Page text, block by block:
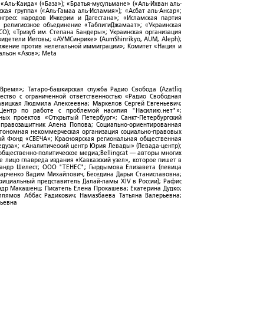
Каида» («База»); «Братья-мусульмане» («Аль-Ихван аль-
группа» («Аль-Гамаа аль-Исламия»); «Асбат аль-Ансар»;
народов Ичкерии и Дагестана»; «Исламская партия
объединение «ТаблигиДжамаат»; «Украинская
«Тризуб им. Степана Бандеры»; Украинская организация
Иеговы; «АУМСинрике» (AumShinrikyo, AUM, Aleph);
против нелегальной иммиграции»; Комитет «Нация и
«Азов»; Meta
Татаро-башкирская служба Радио Свобода (Azatliq
с ограниченной ответственностью «Радио Свободная
Людмила Алексеевна; Маркелов Сергей Евгеньевич;
по работе с проблемой насилия "Насилию.нет"»;
проектов «Открытый Петербург»; Санкт-Петербургский
Алена Попова; Социально-ориентированная
некоммерческая организация социально-правовых
Фонд «СВЕЧА»; Красноярская региональная общественная
«Аналитический центр Юрия Левады» (Левада-центр);
политическое медиа;Bellingcat — авторы многих
главреда издания «Кавказский узел», которое пишет в
Шелест; ООО "ТЕНЕС"; Гырдымова Елизавета (певица
Вадим Михайлович; Беседина Дарья Станиславовна;
представитель Далай-ламы XIV в России); Рафис
Макашенц; Писатель Елена Прокашева; Екатерина Дудко;
Аббас Радикович; Намазбаева Татьяна Валерьевна;